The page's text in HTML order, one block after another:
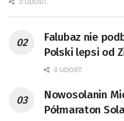
Falubaz nie
Polski lepsi od
0 UDOST.
Nowosolanin
Półmaraton